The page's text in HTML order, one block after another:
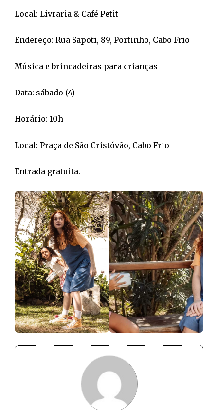
Local: Livraria & Café Petit
Endereço: Rua Sapoti, 89, Portinho, Cabo Frio
Música e brincadeiras para crianças
Data: sábado (4)
Horário: 10h
Local: Praça de São Cristóvão, Cabo Frio
Entrada gratuita.